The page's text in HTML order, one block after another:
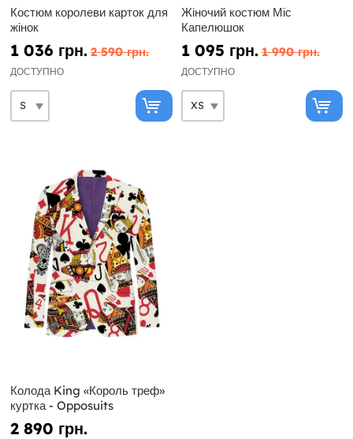
Костюм королеви карток для
жінок
1 036 грн. 2 590 грн.
ДОСТУПНО
Жіночий костюм Міс
Капелюшок
1 095 грн. 1 990 грн.
ДОСТУПНО
Колода King «Король треф»
куртка - Opposuits
2 890 грн.